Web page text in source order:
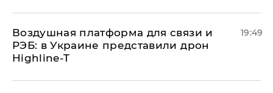
Воздушная платформа для связи и
РЭБ: в Украине представили дрон
Highline-T
19:49